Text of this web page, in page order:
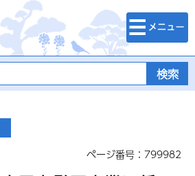
千葉県
検索・メニュ
ー
ページ番号：799982